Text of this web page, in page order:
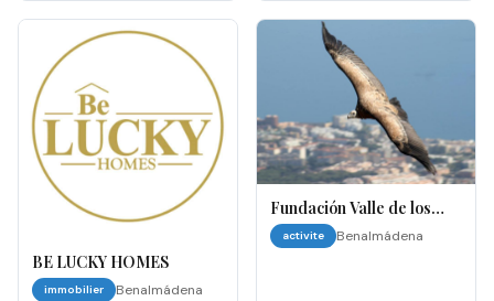
BE LUCKY HOMES
immobilier Benalmádena
Fundación Valle de los
Águilas – Benalmádena
(Spectacle des Aigles)
activite Benalmádena